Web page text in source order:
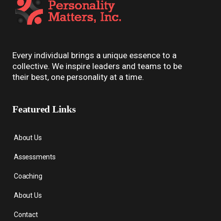
Every individual brings a unique essence to a
collective. We inspire leaders and teams to be
their best, one personality at a time.
Featured Links
About Us
Assessments
Coaching
About Us
Contact